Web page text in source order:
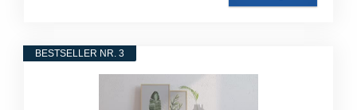
BESTSELLER NR. 3